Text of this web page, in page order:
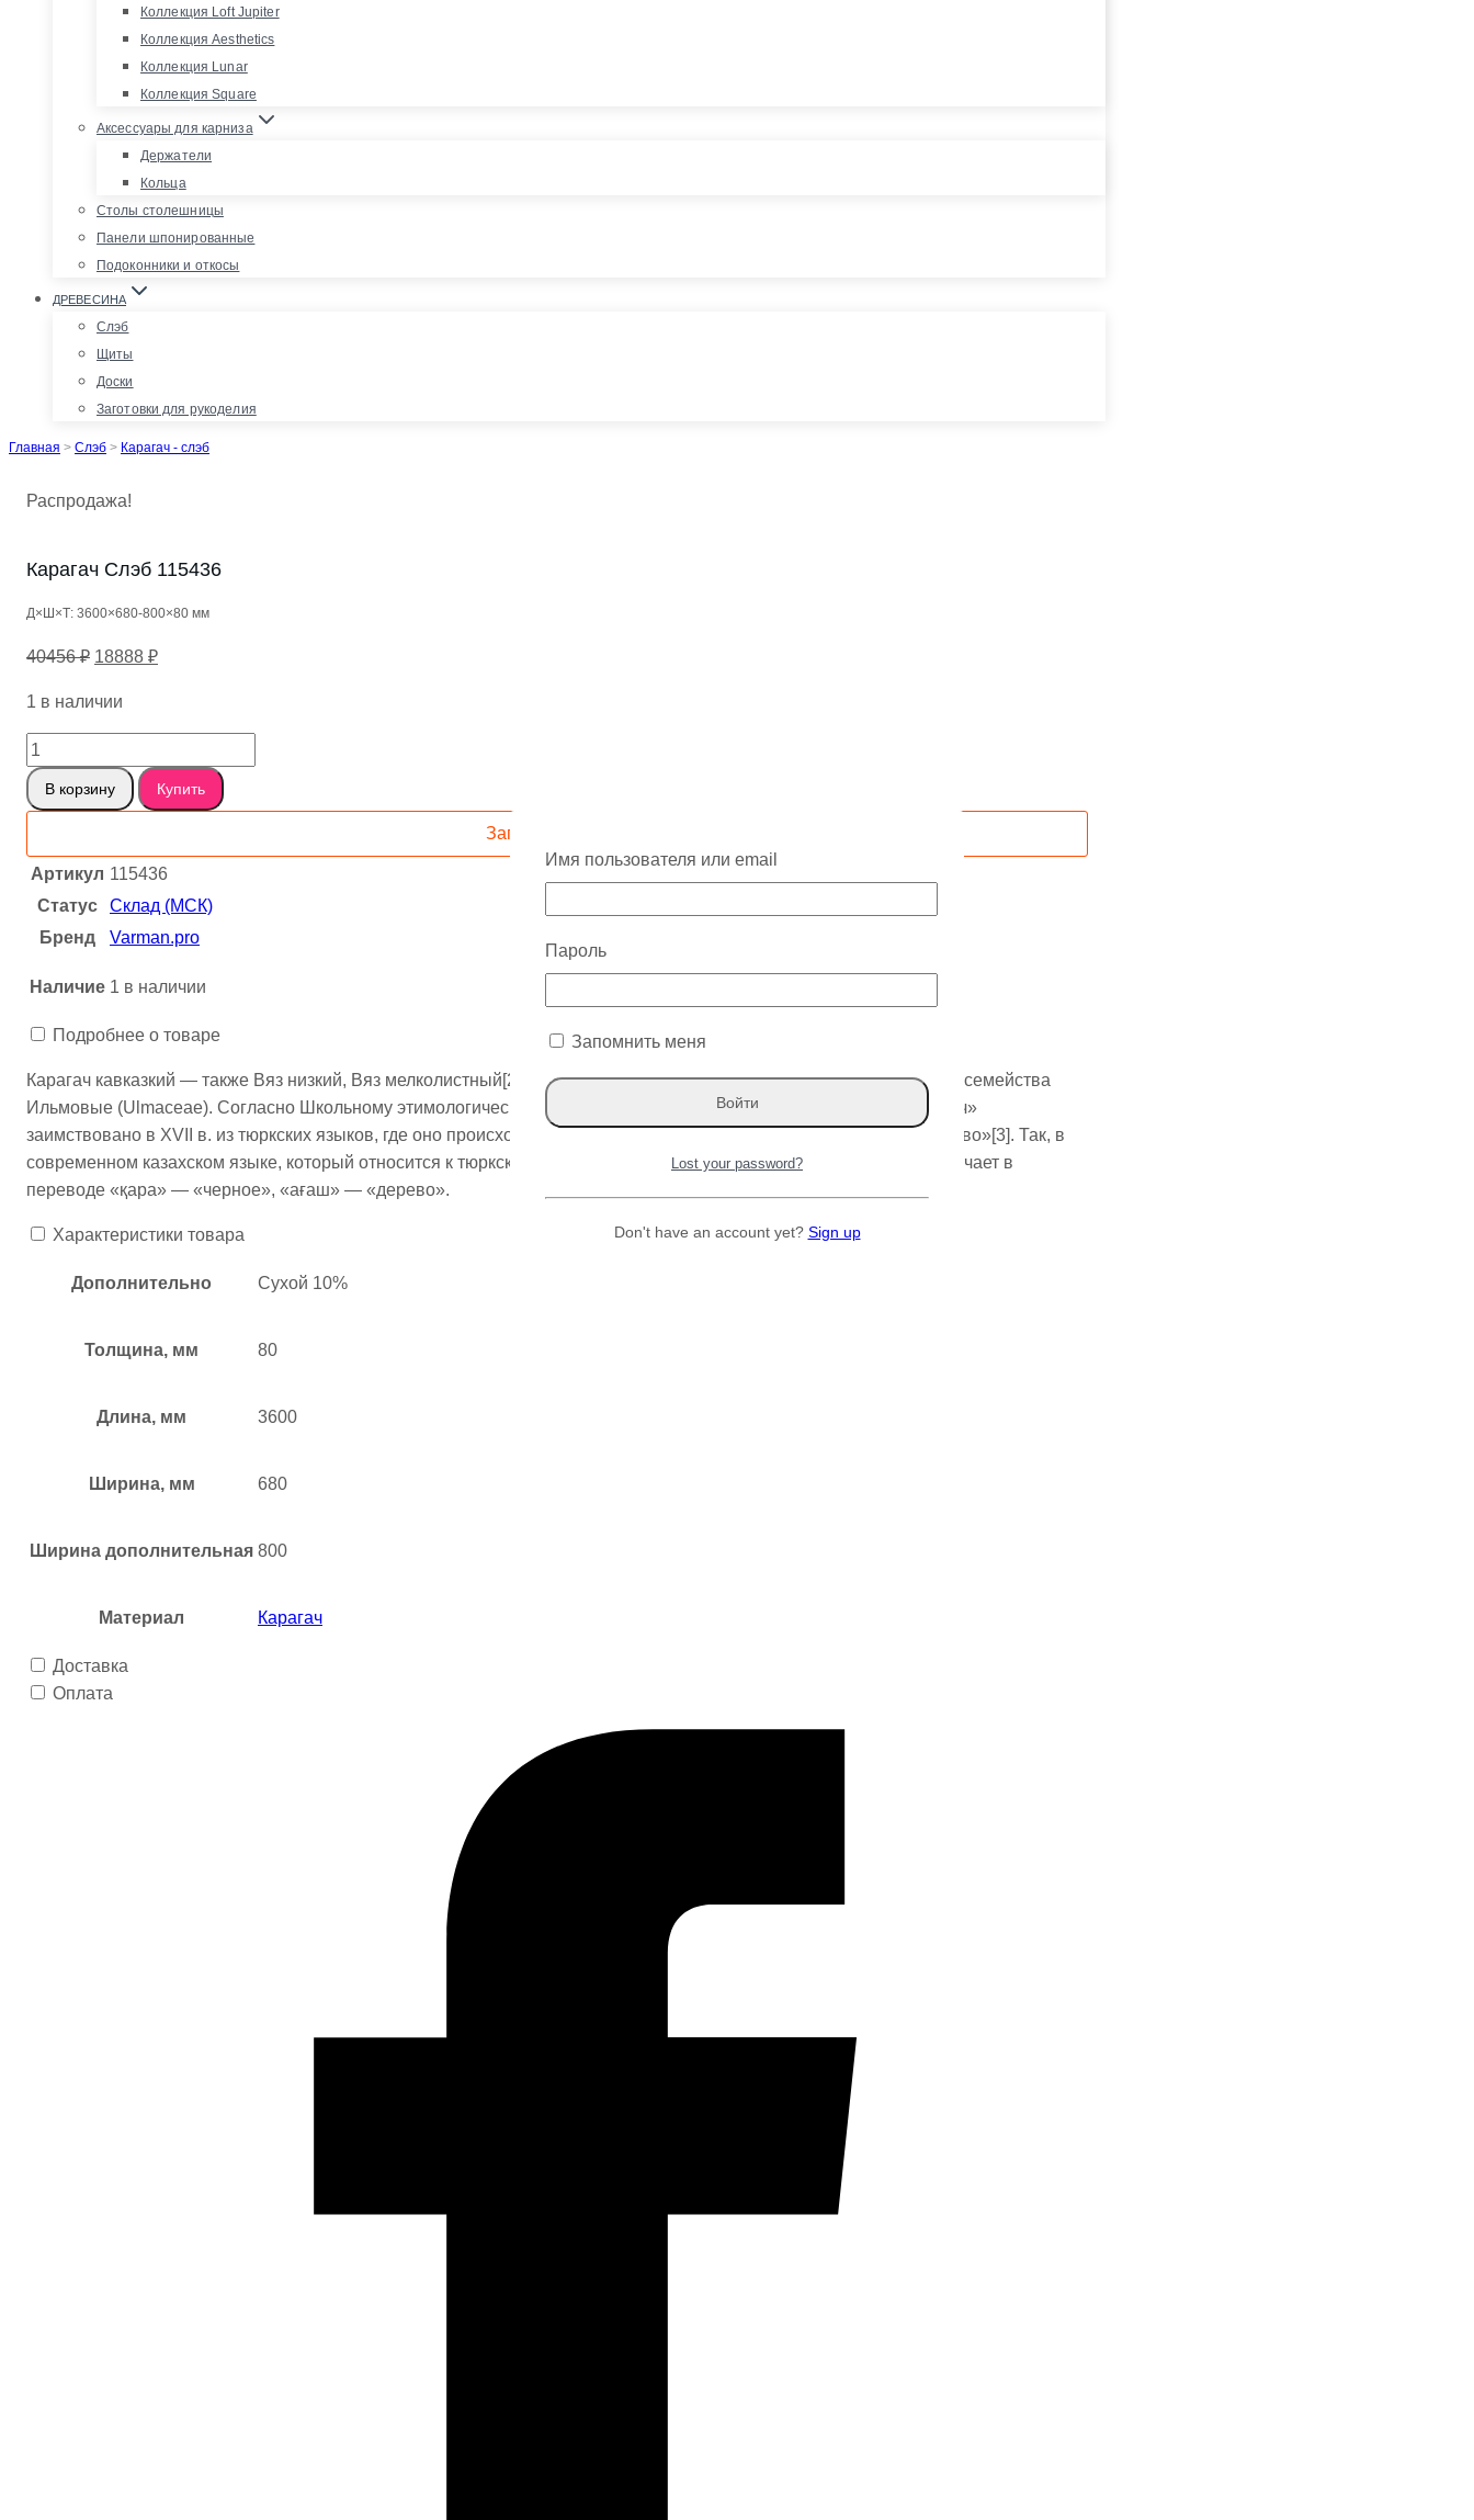
Коллекция Loft Jupiter
Коллекция Aesthetics
Коллекция Lunar
Коллекция Square
Аксессуары для карниза
Держатели
Кольца
Столы столешницы
Панели шпонированные
Подоконники и откосы
ДРЕВЕСИНА
Слэб
Щиты
Доски
Заготовки для рукоделия
Главная > Слэб > Карагач - слэб
Распродажа!
Карагач Слэб 115436
Д×Ш×Т: 3600×680-800×80 мм
40456₽ Первоначальная
составляла
40456 ₽.
18888 ₽Текущая
1 в наличии
Количество
товара
Карагач
115436
В корзину Купить
Запросить скидку
Артикул 115436
Статус
Склад (МСК)
Бренд
Varman.pro
Наличие 1 в наличии
Подробнее о товаре
Карагач кавказкий — также Вяз низкий, Вяз мелколистный[2] (лат. Ulmus pumila) — вид деревьев рода Вяз (Ulmus) семейства
Ильмовые (Ulmaceae). Согласно Школьному этимологическому словарю русского языка (2004), название «карагач»
заимствовано в XVII в. из тюркских языков, где оно происходит от сложения «кара» — «черное» и «агач» — «дерево»[3]. Так, в
современном казахском языке, который относится к тюркским языкам, дерево называется каз. қарағаш, что и означает в
переводе «қара» — «черное», «ағаш» — «дерево».
Характеристики товара
Дополнительно Сухой 10%
Толщина, мм 80
Длина, мм 3600
Ширина, мм 680
Ширина дополнительная 800
Материал Карагач
Доставка
Оплата
Имя пользователя или email
Пароль
Запомнить меня
Lost your password?
Don't have an account yet? Sign up